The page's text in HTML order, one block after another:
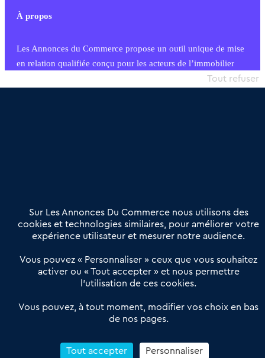
À propos
Les Annonces du Commerce propose un outil unique de mise
en relation qualifiée conçu pour les acteurs de l’immobilier
commercial et les collectivités territoriales, simple et intégrant
Offres Pro
Actualités
Qui sommes nous ?
Derniers articles
Réseau 3C : un partenaire national dédié aux transactions
Petitscommerces : Un partenariat au service du commerce de
proximité et des territoires
Reprendre un Restaurant Rapide
Sur Les Annonces Du Commerce nous utilisons des
cookies et technologies similaires, pour améliorer votre
expérience utilisateur et mesurer notre audience.
Vous pouvez « Personnaliser » ceux que vous souhaitez
activer ou « Tout accepter » et nous permettre
l’utilisation de ces cookies.
Vous pouvez, à tout moment, modifier vos choix en bas
de nos pages.
Tout accepter
Tout refuser
Personnaliser